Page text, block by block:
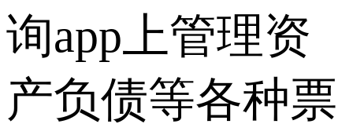
询app上管理资
产负债等各种票